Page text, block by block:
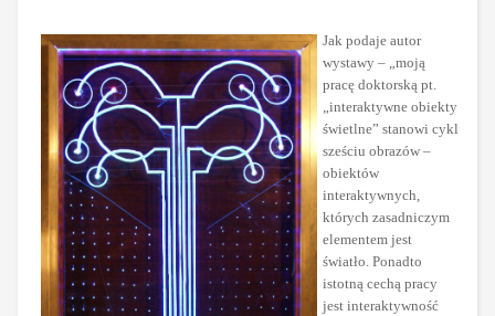
Jak podaje autor
wystawy – „moją
pracę doktorską pt.
„interaktywne obiekty
świetlne” stanowi cykl
sześciu obrazów –
obiektów
interaktywnych,
których zasadniczym
elementem jest
światło. Ponadto
istotną cechą pracy
jest interaktywność